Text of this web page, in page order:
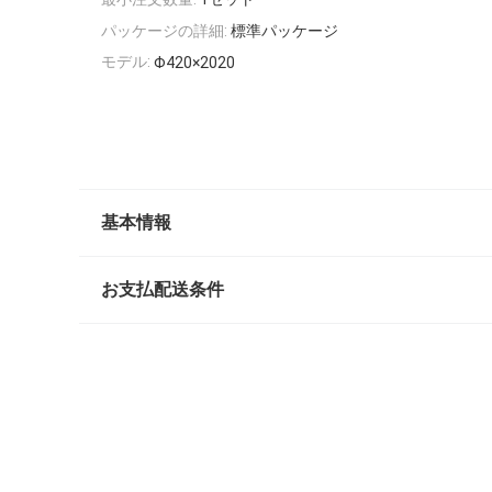
パッケージの詳細: 標準パッケージ
モデル: Φ420×2020
基本情報
お支払配送条件